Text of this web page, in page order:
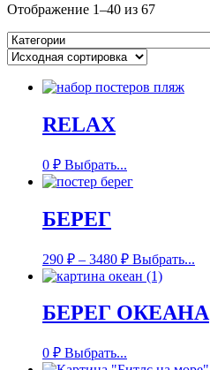
Отображение 1–40 из 67
RELAX
0 ₽ Выбрать...
БЕРЕГ
290 ₽ – 3480 ₽ Выбрать...
БЕРЕГ ОКЕАНА
0 ₽ Выбрать...